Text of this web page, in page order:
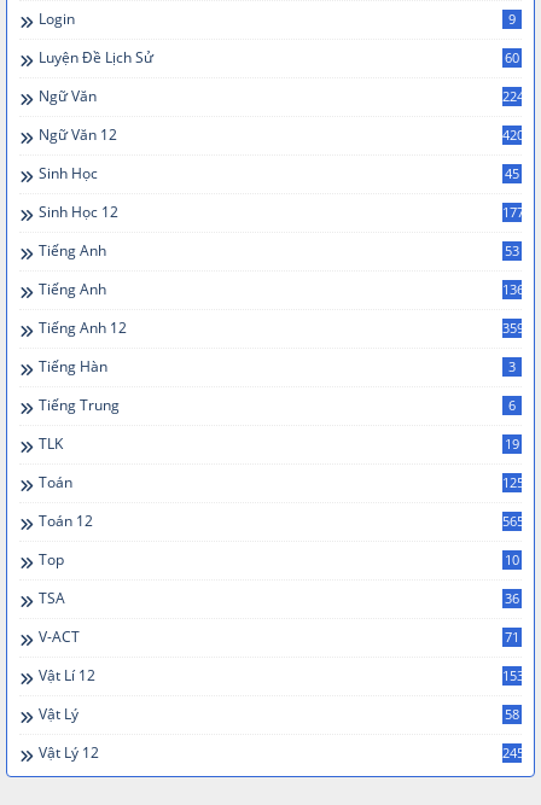
Login 9
Luyện Đề Lịch Sử 60
Ngữ Văn 224
Ngữ Văn 12 420
Sinh Học 45
Sinh Học 12 177
Tiếng Anh 53
Tiếng Anh 136
Tiếng Anh 12 359
Tiếng Hàn 3
Tiếng Trung 6
TLK 19
Toán 125
Toán 12 565
Top 10
TSA 36
V-ACT 71
Vật Lí 12 153
Vật Lý 58
Vật Lý 12 245